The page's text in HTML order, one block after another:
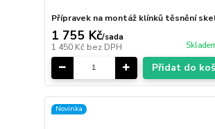
Přípravek na montáž klínků těsnění
1 755 Kč/sada
1 450 Kč bez DPH
Přidat do
Novinka